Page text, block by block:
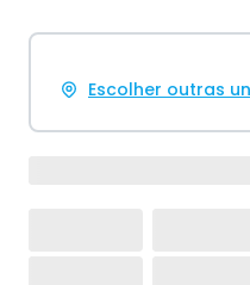
Escolher outras